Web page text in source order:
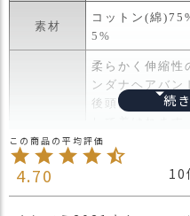
素材
コットン(綿
5%
柔らかく伸縮性
ンダナヘアバン
後頭部はゴム入
女性の方はもち
く、ストレスフ
春夏秋冬、一
間違いなし。
4.70 10